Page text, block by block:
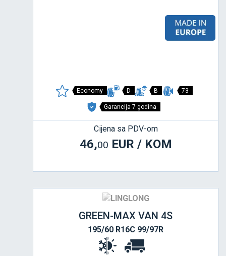
Economy D B 73
Garancija 7 godina
Cijena sa PDV-om
46,00 EUR / KOM
GREEN-MAX VAN 4S
195/60 R16C 99/97R